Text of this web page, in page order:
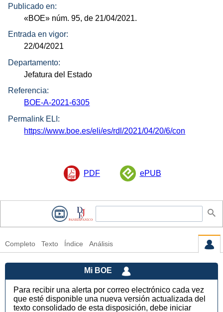
Publicado en:
«BOE» núm. 95, de 21/04/2021.
Entrada en vigor:
22/04/2021
Departamento:
Jefatura del Estado
Referencia:
BOE-A-2021-6305
Permalink ELI:
https://www.boe.es/eli/es/rdl/2021/04/20/6/con
PDF ePUB
Completo Texto Índice Análisis
Mi BOE
Para recibir una alerta por correo electrónico cada vez
que esté disponible una nueva versión actualizada del
texto consolidado de esta disposición, debe iniciar